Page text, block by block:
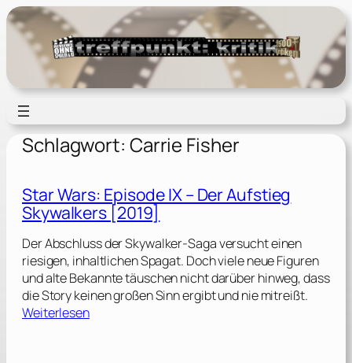
Zum
Inhalt
springen
Schlagwort: Carrie Fisher
Star Wars: Episode IX – Der Aufstieg
Skywalkers [2019]
Der Abschluss der Skywalker-Saga versucht einen
riesigen, inhaltlichen Spagat. Doch viele neue Figuren
und alte Bekannte täuschen nicht darüber hinweg, dass
die Story keinen großen Sinn ergibt und nie mitreißt.
Weiterlesen: